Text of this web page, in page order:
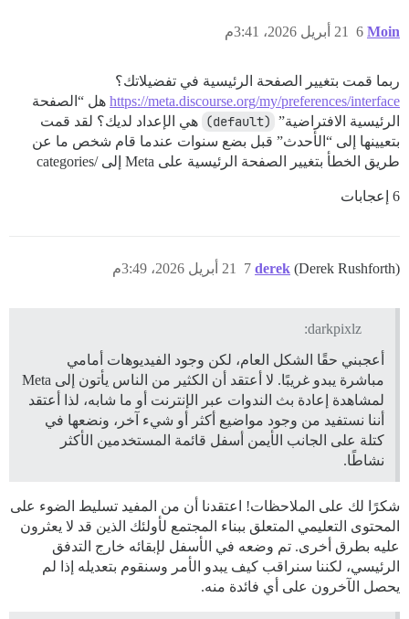
Moin 21 أبريل 2026، 3:41م 6
ربما قمت بتغيير الصفحة الرئيسية في تفضيلاتك؟
https://meta.discourse.org/my/preferences/interface هل “الصفحة
الرئيسية الافتراضية” (default)
هي الإعداد لديك؟ لقد قمت
بتعيينها إلى “الأحدث” قبل بضع سنوات عندما قام شخص ما عن
طريق الخطأ بتغيير الصفحة الرئيسية على Meta إلى /categories
6 إعجابات
derek (Derek Rushforth) 21 أبريل 2026، 3:49م 7
darkpixlz:
أعجبني حقًا الشكل العام، لكن وجود الفيديوهات أمامي
مباشرة يبدو غريبًا. لا أعتقد أن الكثير من الناس يأتون إلى Meta
لمشاهدة إعادة بث الندوات عبر الإنترنت أو ما شابه، لذا أعتقد
أننا نستفيد من وجود مواضيع أكثر أو شيء آخر، ونضعها في
كتلة على الجانب الأيمن أسفل قائمة المستخدمين الأكثر
نشاطًا.
شكرًا لك على الملاحظات! اعتقدنا أن من المفيد تسليط الضوء على
المحتوى التعليمي المتعلق ببناء المجتمع لأولئك الذين قد لا يعثرون
عليه بطرق أخرى. تم وضعه في الأسفل لإبقائه خارج التدفق
الرئيسي، لكننا سنراقب كيف يبدو الأمر وسنقوم بتعديله إذا لم
يحصل الآخرون على أي فائدة منه.